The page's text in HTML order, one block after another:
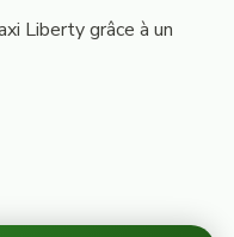
Liberty grâce à un